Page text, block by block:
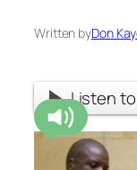
Written byDon
Listen